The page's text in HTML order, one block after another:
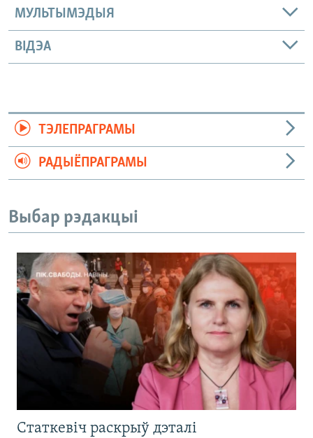
МУЛЬТЫМЭДЫЯ
ВІДЭА
ТЭЛЕПРАГРАМЫ
РАДЫЁПРАГРАМЫ
Выбар рэдакцыі
Статкевіч раскрыў дэталі